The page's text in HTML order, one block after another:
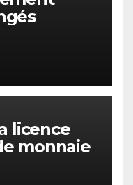
licence
monnaie